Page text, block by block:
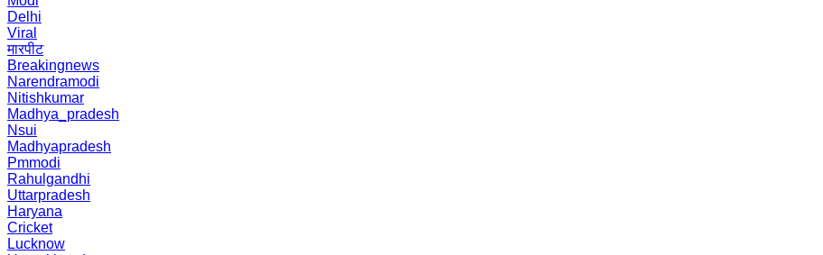
Delhi
Viral
मारपीट
Breakingnews
Narendramodi
Nitishkumar
Madhya_pradesh
Nsui
Madhyapradesh
Pmmodi
Rahulgandhi
Uttarpradesh
Haryana
Cricket
Lucknow